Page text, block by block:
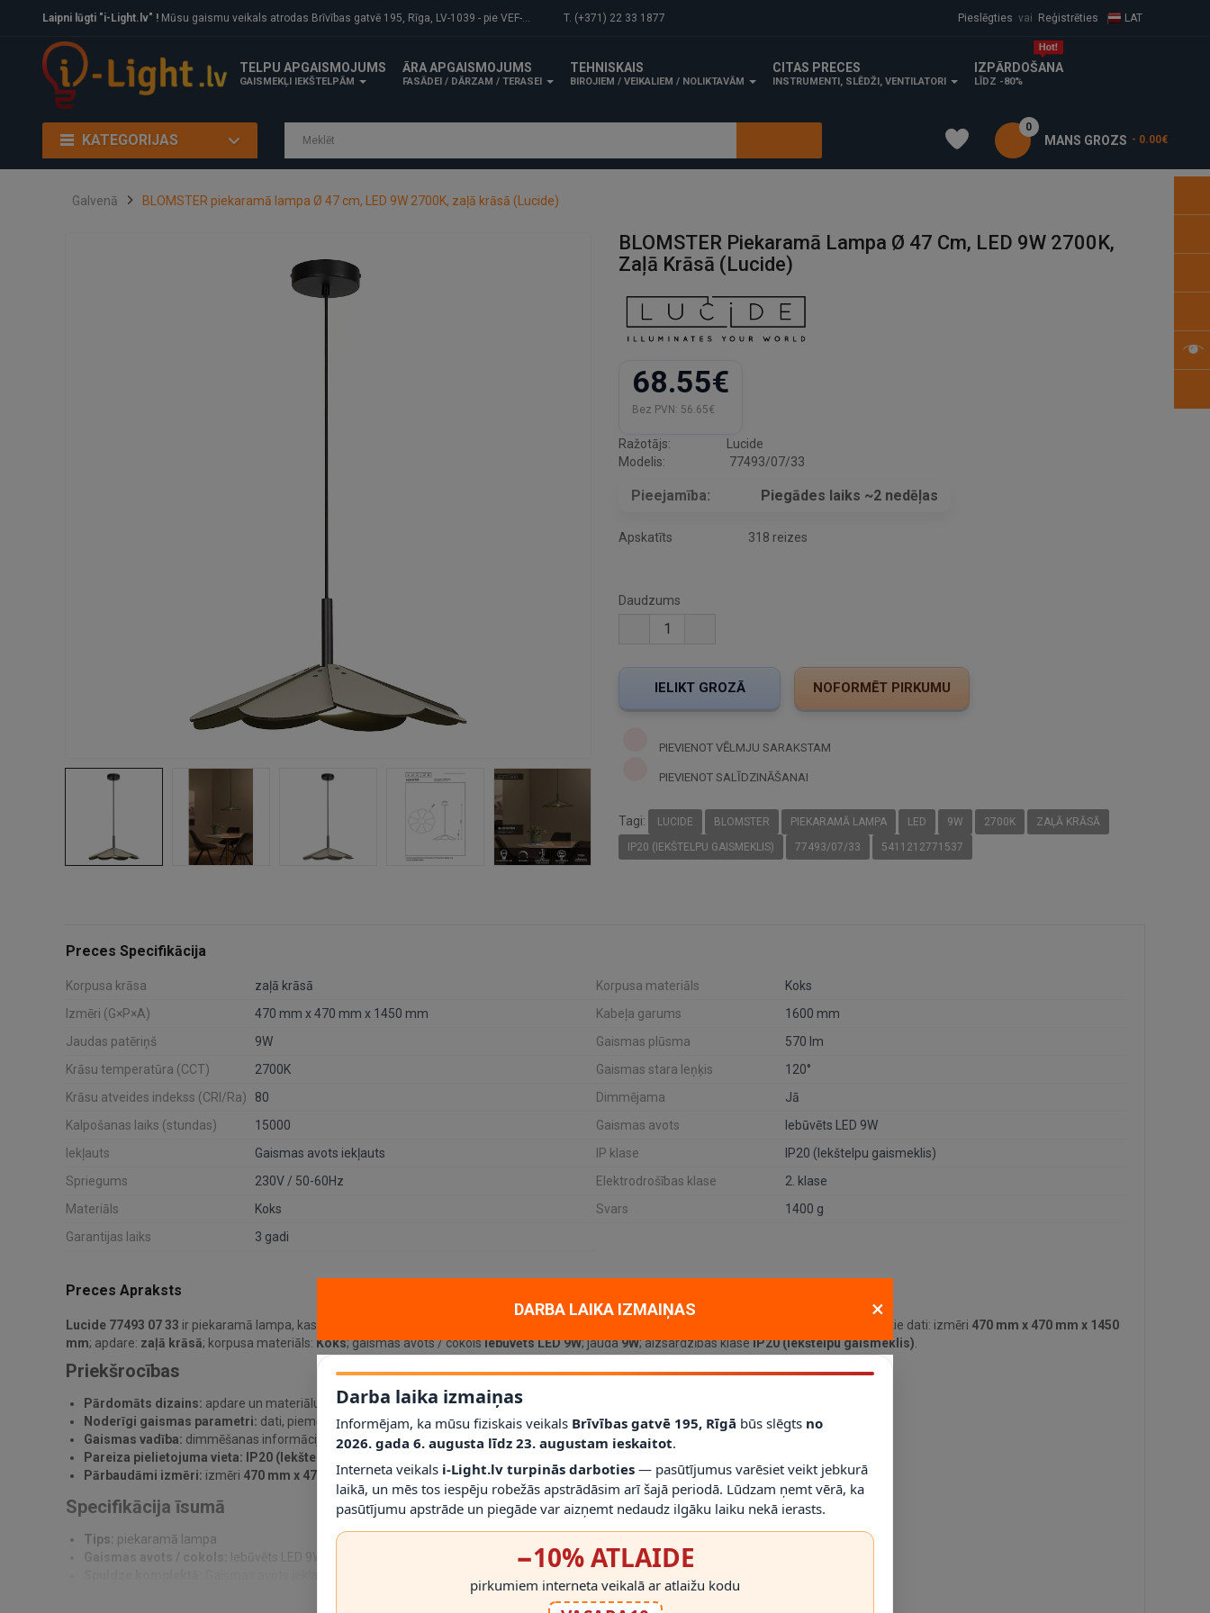
Laipni lūgti "i-Light.lv" ! Mūsu gaismu veikals atrodas Brīvības gatvē 195, Rīga, LV-1039 - pie VEF-Gaisa tilta. T. (+371) 22 33 1877 Pieslēgties vai Reģistrēties LAT
TELPU APGAISMOJUMS
GAISMEKĻI IEKŠTELPĀM
ĀRA APGAISMOJUMS
FASĀDEI / DĀRZAM / TERASEI
TEHNISKAIS
BIROJIEM / VEIKALIEM / NOLIKTAVĀM
CITAS PRECES
INSTRUMENTI, SLĒDŽI, VENTILATORI
IZPĀRDOŠANA
LĪDZ -80%
KATEGORIJAS MANS GROZS
0
- 0.00€
Galvenā BLOMSTER piekaramā lampa Ø 47 cm, LED 9W 2700K, zaļā krāsā (Lucide)
BLOMSTER Piekaramā Lampa Ø 47 Cm, LED 9W 2700K,
Zaļā Krāsā (Lucide)
68.55€
Bez PVN: 56.65€
Ražotājs:
Lucide
Modelis:
77493/07/33
Pieejamība: Piegādes laiks ~2 nedēļas
Apskatīts 318 reizes
Daudzums
PIEVIENOT VĒLMJU SARAKSTAM
PIEVIENOT SALĪDZINĀŠANAI
Tagi: LUCIDE BLOMSTER PIEKARAMĀ LAMPA LED 9W 2700K
ZAĻĀ KRĀSĀ
IP20 (IEKŠTELPU GAISMEKLIS)
77493/07/33 5411212771537
Preces Specifikācija
Korpusa krāsa zaļā krāsā Korpusa materiāls
Koks
Izmēri (G×P×A)
470 mm x 470 mm x 1450 mm Kabeļa garums
1600 mm
Jaudas patēriņš
9W Gaismas plūsma
570 lm
Krāsu temperatūra (CCT)
2700K Gaismas stara leņķis
120°
Krāsu atveides indekss (CRI/Ra)
80 Dimmējama
Jā
Kalpošanas laiks (stundas)
15000 Gaismas avots
Iebūvēts LED 9W
Iekļauts
Gaismas avots iekļauts IP klase
IP20 (Iekštelpu gaismeklis)
Spriegums
230V / 50-60Hz Elektrodrošības klase
2. klase
Materiāls
Koks Svars
1400 g
Garantijas laiks
3 gadi
Preces Apraksts
Lucide 77493 07 33 ir piekaramā lampa, kas paredzēta praktiskam un dekoratīvam apgaismojumam mājoklī, dzīvoklī vai projektā. Galvenie tehniskie dati: izmēri 470 mm x 470 mm x 1450
mm; apdare: zaļā krāsā; korpusa materiāls: Koks; gaismas avots / cokolsIebūvēts LED 9W; jauda9W; aizsardzības klaseIP20 (Iekštelpu gaismeklis)
Priekšrocības
Pārdomāts dizains: apdare un materiālu kombinācija palīdz šim modelim iederēties mūsdienīgā interjerā.
Noderīgi gaismas parametri: dati, piemēram,570 lm / 2700K, palīdz saprast, vai gaismeklis atbilst telpas vajadzībām.
Gaismas vadība: dimmēšanas informācija norādīta kāJā ; vienmēr izmantojiet saderīgas spuldzes un dimmerus.
Pareiza pielietojuma vieta:
IP20 (Iekštelpu gaismeklis)
Pārbaudāmi izmēri: izmēri 470 mm x 470 mm x 1450 mmļauj pirms montāžas novērtēt proporcijas un novietojumu.
Specifikācija īsumā
Tips: piekaramā lampa
Iebūvēts LED 9W
RĀDĪT VAIRĀK
DARBA LAIKA IZMAIŅAS ×
Darba laika izmaiņas
Informējam, ka mūsu fiziskais veikals Brīvības gatvē 195, Rīgā būs slēgts no
2026. gada 6. augusta līdz 23. augustam ieskaitot.
Interneta veikals i-Light.lv turpinās darboties — pasūtījumus varēsiet veikt jebkurā
laikā, un mēs tos iespēju robežās apstrādāsim arī šajā periodā. Lūdzam ņemt vērā, ka
pasūtījumu apstrāde un piegāde var aizņemt nedaudz ilgāku laiku nekā ierasts.
−10% ATLAIDE
pirkumiem interneta veikalā ar atlaižu kodu